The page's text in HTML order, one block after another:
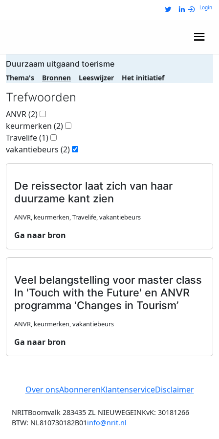
Login
Duurzaam uitgaand toerisme
Thema's Bronnen Leeswijzer Het initiatief
Trefwoorden
ANVR(2)
keurmerken (2)
Travelife(1)
vakantiebeurs (2)
De reissector laat zich van haar
duurzame kant zien
ANVR, keurmerken, Travelife, vakantiebeurs
Ga naar bron
Veel belangstelling voor master class
In 'Touch with the Future' en ANVR
programma ‘Changes in Tourism’
ANVR, keurmerken, vakantiebeurs
Ga naar bron
Over onsAbonnerenKlantenserviceDisclaimer
NRITBoomvalk 283435 ZL NIEUWEGEINKvK: 30181266
BTW: NL810730182B01info@nrit.nl